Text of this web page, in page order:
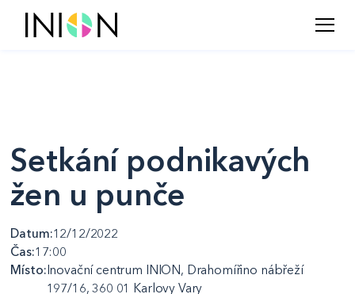
Setkání podnikavých
žen u punče
Datum:12/12/2022
Čas:17:00
Místo:Inovační centrum INION, Drahomířino nábřeží
197/16, 360 01 Karlovy Vary